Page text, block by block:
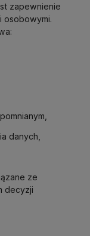
zapewnienie
osobowymi.
danych,
ze
decyzji